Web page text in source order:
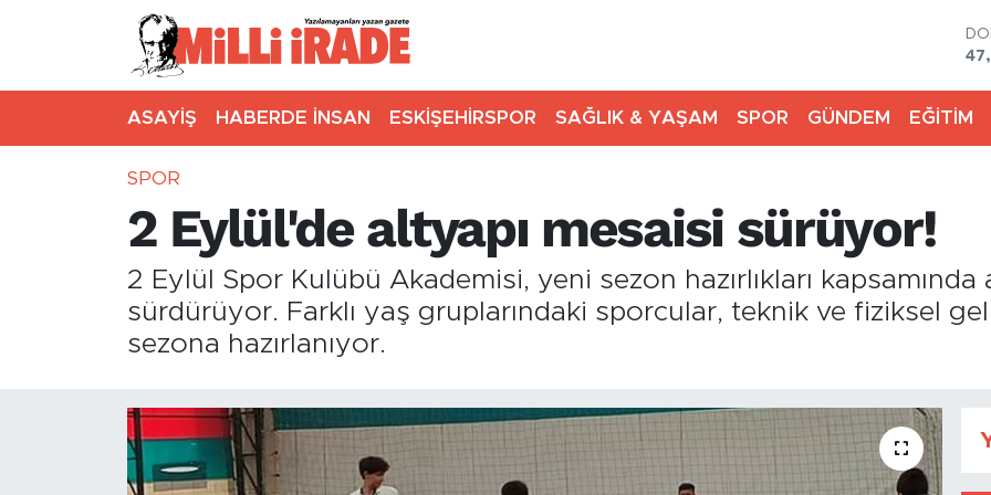
ASAYİŞ HABERDE İNSAN ESKİŞEHİRSPOR SAĞLIK & YAŞAM SPOR GÜNDEM EĞİTİM
SPOR
2 Eylül'de altyapı mesaisi sürüyor!
2 Eylül Spor Kulübü Akademisi, yeni sezon hazırlıkları kapsamında
sürdürüyor. Farklı yaş gruplarındaki sporcular, teknik ve fiziksel
sezona hazırlanıyor.